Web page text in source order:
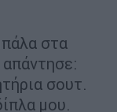
στα
απάντησε:
σουτ.
μου.